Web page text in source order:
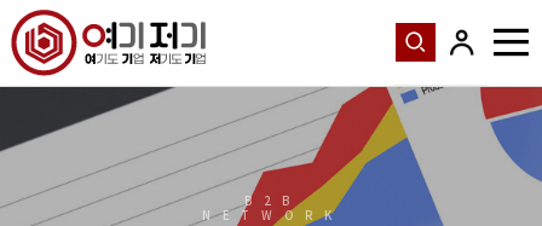
B2B
NETWORK